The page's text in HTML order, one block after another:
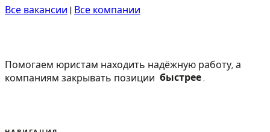
Все вакансии | Все компании
Помогаем юристам находить надёжную работу, а
компаниям закрывать позиции быстрее.